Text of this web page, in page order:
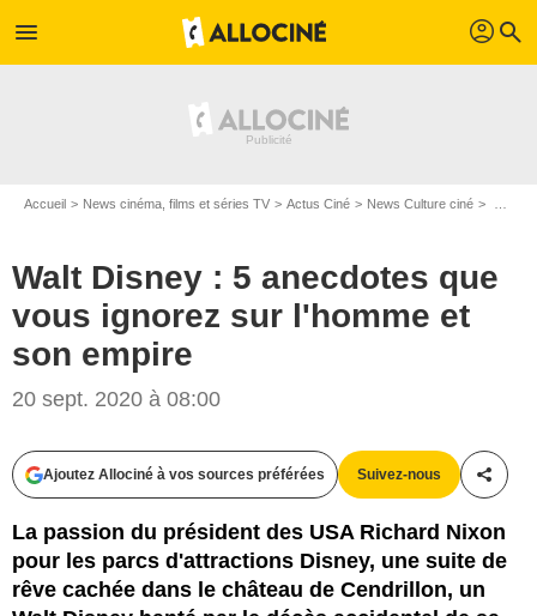
menu profil search
Accueil News cinéma, films et séries TV Actus Ciné News Culture ciné
Walt Disney : 5 anecdotes que
vous ignorez sur l'homme et
son empire
20 sept. 2020 à 08:00
Ajoutez Allociné à vos sources préférées Suivez-nous
La passion du président des USA Richard Nixon
pour les parcs d'attractions Disney, une suite de
rêve cachée dans le château de Cendrillon, un